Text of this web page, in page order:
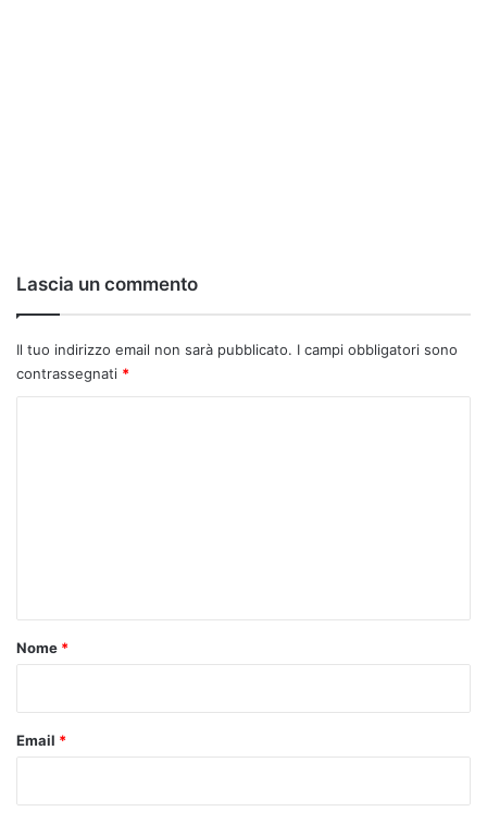
Lascia un commento
Il tuo indirizzo email non sarà pubblicato. I campi obbligatori sono
contrassegnati *
o
Nome *
Email *